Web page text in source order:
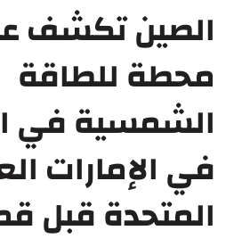
الصين تكشف
محطة للطاقة
الشمسية في
في الإمارات
المتحدة قبل